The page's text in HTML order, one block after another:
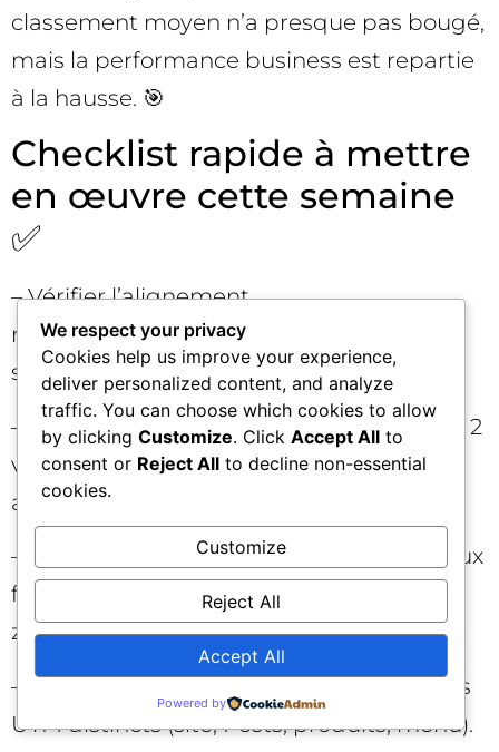
classement moyen n’a presque pas bougé,
mais la performance business est repartie
à la hausse. 🎯
Checklist rapide à mettre
en œuvre cette semaine
✅
– Vérifier l’alignement
nom/catégorie/services sur la fiche et le
site. Corriger les écarts les plus flagrants.
– Ajouter ou mettre à jour 15–20 photos et 2
vidéos courtes, avec intitulés clairs et
ancrage local.
– Rédiger 10 Q/R ciblées qui répondent aux
frictions majeures (prix, délais, urgence,
zone, garantie).
– Tagger tous les liens de la fiche avec des
UTM distincts (site, Posts, produits, menu).
We respect your privacy
Cookies help us improve your experience,
deliver personalized content, and analyze
traffic. You can choose which cookies to allow
by clicking Customize. Click Accept All to
consent or Reject All to decline non-essential
cookies.
Customize
Reject All
Accept All
Powered by